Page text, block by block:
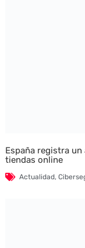
España registra
tiendas online
Actualidad,